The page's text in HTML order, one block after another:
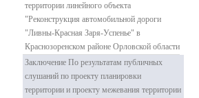
территории линейного объекта
"Реконструкция автомобильной дороги
"Ливны-Красная Заря-Успенье" в
Краснозоренском районе Орловской области
Заключение По результатам публичных
слушаний по проекту планировки
территории и проекту межевания территории